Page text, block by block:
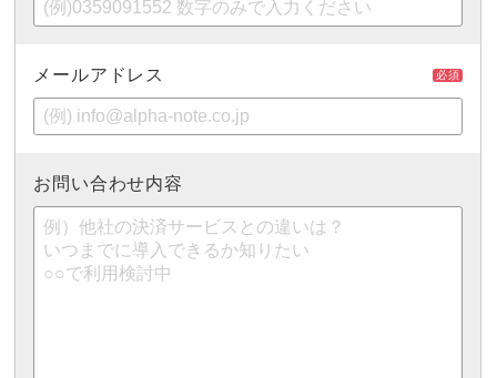
メールアドレス 必須
お問い合わせ内容